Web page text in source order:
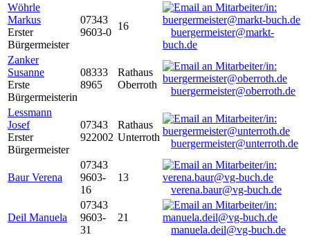
Wöhrle
Markus
Erster
Bürgermeister
07343
9603-0
16
buergermeister@markt-
buch.de
Zanker
Susanne
Erste
Bürgermeisterin
08333
8965
Rathaus
Oberroth
buergermeister@oberroth.de
Lessmann
Josef
Erster
Bürgermeister
07343
922002
Rathaus
Unterroth
buergermeister@unterroth.de
Baur Verena
07343
9603-
16
13
verena.baur@vg-buch.de
Deil Manuela
07343
9603-
31
21
manuela.deil@vg-buch.de